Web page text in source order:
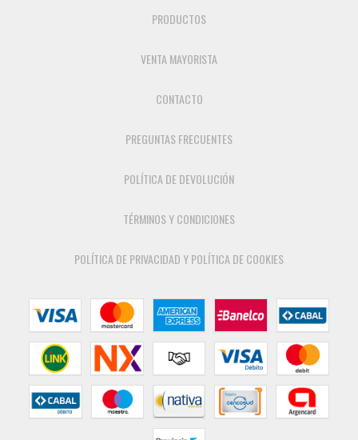
PRODUCTOS
VENTA MAYORISTA
CONTACTO
PREGUNTAS FRECUENTES
POLÍTICA DE DEVOLUCIÓN
TÉRMINOS Y CONDICIONES
POLÍTICA DE PRIVACIDAD Y POLÍTICA DE COOKIES